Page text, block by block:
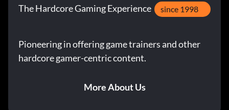
The Hardcore Gaming Experience since 1998
Pioneering in offering game trainers and other
hardcore gamer-centric content.
More About Us